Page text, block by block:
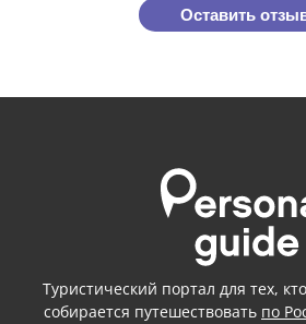
Оставить
Туристический портал для тех,
собирается путешествовать по